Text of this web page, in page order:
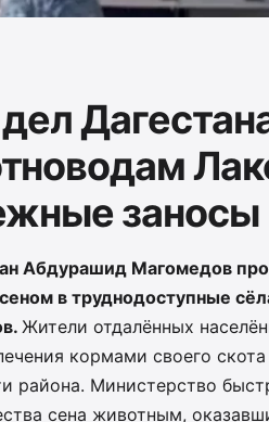
заносы
Абдурашид Магомедов
в труднодоступные
Жители отдалённых
кормами своего
района. Министерство
сена животным,